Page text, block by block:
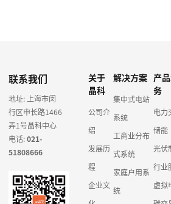
联系我们
地址: 上海市闵
行区申长路1466
弄1号晶科中心
电话:021-
51808666
关于
晶科
公司介
绍
发展历
程
企业文
解决方案
集中式电站
系统
工商业分布
式系统
家庭户用系
统
产
务
电力
储能
光伏
行业
虚拟